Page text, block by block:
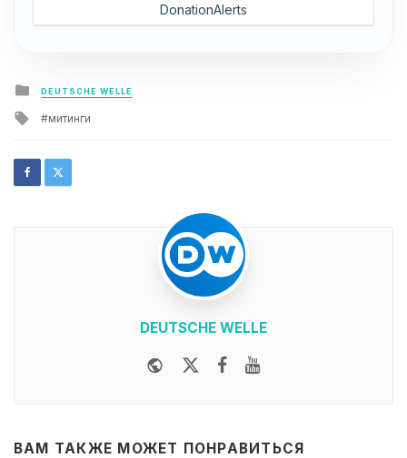
DonationAlerts
Posted
in
DEUTSCHE WELLE
Tagged
митинги
DEUTSCHE WELLE
WebsiteTwitterFacebook
ВАМ ТАКЖЕ МОЖЕТ ПОНРАВИТЬСЯ